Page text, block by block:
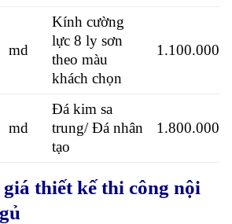
md
Kính cường
lực 8 ly sơn
theo màu
khách chọn
1.100.000
md
Đá kim sa
trung/ Đá nhân
tạo
1.800.000
thiết kế thi công nội